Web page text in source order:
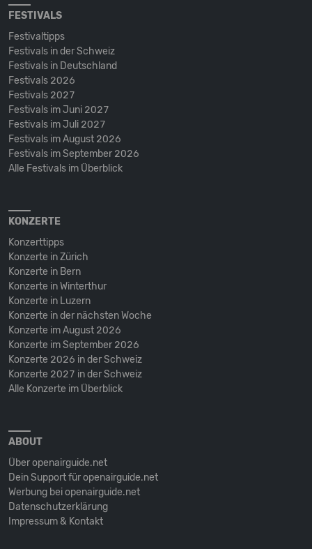
FESTIVALS
Festivaltipps
Festivals in der Schweiz
Festivals in Deutschland
Festivals 2026
Festivals 2027
Festivals im Juni 2027
Festivals im Juli 2027
Festivals im August 2026
Festivals im September 2026
Alle Festivals im Überblick
KONZERTE
Konzerttipps
Konzerte in Zürich
Konzerte in Bern
Konzerte in Winterthur
Konzerte in Luzern
Konzerte in der nächsten Woche
Konzerte im August 2026
Konzerte im September 2026
Konzerte 2026 in der Schweiz
Konzerte 2027 in der Schweiz
Alle Konzerte im Überblick
ABOUT
Über openairguide.net
Dein Support für openairguide.net
Werbung bei openairguide.net
Datenschutz­erklärung
Impressum & Kontakt